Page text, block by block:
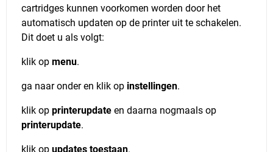
cartridges kunnen voorkomen worden door het
automatisch updaten op de printer uit te schakelen.
Dit doet u als volgt:
klik op menu.
ga naar onder en klik op instellingen.
klik op printerupdate en daarna nogmaals op
printerupdate.
klik op updates toestaan.